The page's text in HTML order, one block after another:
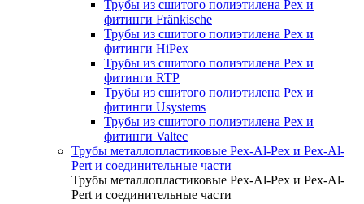
Трубы из сшитого полиэтилена Pex и
фитинги Fränkische
Трубы из сшитого полиэтилена Pex и
фитинги HiPex
Трубы из сшитого полиэтилена Pex и
фитинги RTP
Трубы из сшитого полиэтилена Pex и
фитинги Usystems
Трубы из сшитого полиэтилена Pex и
фитинги Valtec
Трубы металлопластиковые Pex-Al-Pex и Pex-Al-
Pert и соединительные части
Трубы металлопластиковые Pex-Al-Pex и Pex-Al-
Pert и соединительные части